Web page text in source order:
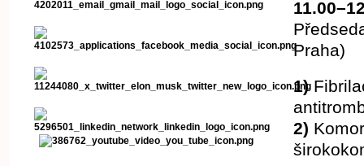
Praha)
1)
2)